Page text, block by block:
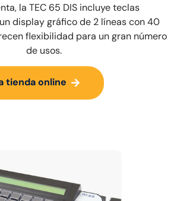
la TEC 65 DIS incluye teclas
display gráfico de 2 líneas con 40
flexibilidad para un gran número
de usos.
tienda online